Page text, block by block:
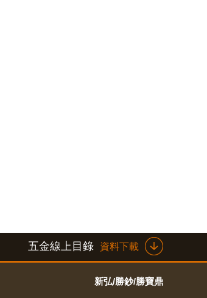
五金線上目錄 資料下載
新弘/勝鈔/勝寶鼎